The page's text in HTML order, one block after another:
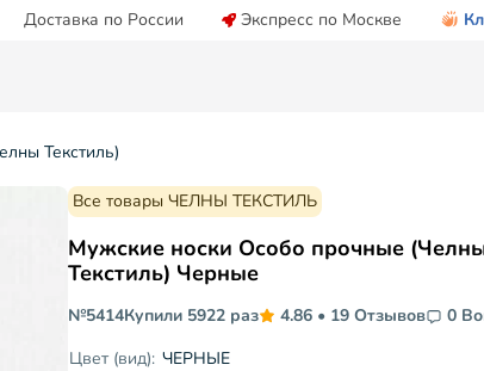
Доставка по России Экспресс по Москве
Текстиль)
Все товары ЧЕЛНЫ ТЕКСТИЛЬ
Мужские носки Особо прочные
Текстиль) Черные
№5414Купили 5922 раз 4.86 • 19 Отзывов
0
Цвет (вид): ЧЕРНЫЕ